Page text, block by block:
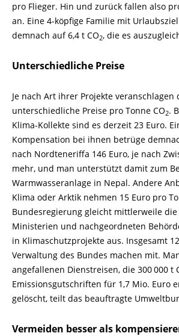
pro Flieger. Hin und zurück fallen also
an. Eine 4-köpfige Familie mit
demnach auf 6,4 t CO2, die es
Unterschiedliche Preise
Je nach Art ihrer Projekte
unterschiedliche Preise pro Tonne CO2.
Klima-Kollekte sind es derzeit 23 Euro.
Kompensation bei ihnen betrüge
nach Nordteneriffa 146 Euro, je nach
mehr, und man unterstützt damit zum
Warmwasseranlage in Nepal. Andere
Klima oder Arktik nehmen 15 Euro pro
Bundesregierung gleicht mittlerweile die
Ministerien und nachgeordneten
in Klimaschutzprojekte aus. Insgesamt
Verwaltung des Bundes machen mit.
angefallenen Dienstreisen, die 300 000 t
Emissionsgutschriften für 1,7 Mio. Euro
gelöscht, teilt das beauftragte
Vermeiden besser als